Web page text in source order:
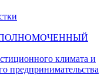
климата и
предпринимательства